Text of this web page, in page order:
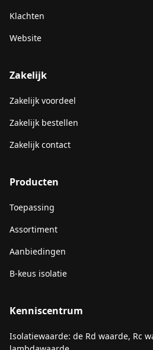
Klachten
Website
Zakelijk
Zakelijk voordeel
Zakelijk bestellen
Zakelijk contact
Producten
Toepassing
Assortiment
Aanbiedingen
B-keus isolatie
Kenniscentrum
Isolatiewaarde: de Rd waarde, Rc